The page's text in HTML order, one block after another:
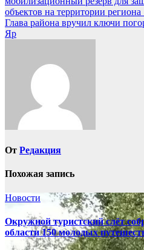
по
записям
объектов на территории региона
Глава района вручил ключи
Яр
От Редакция
Похожая запись
Новости
Окружной туристский слёт
области 150 молодых